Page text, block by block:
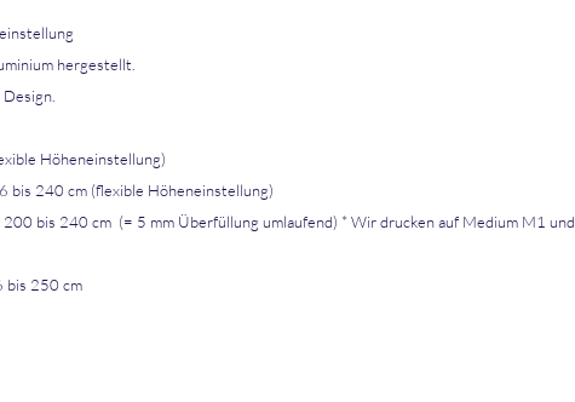
hergestellt.
Höheneinstellung)
bis 240 cm (flexible Höheneinstellung)
bis 240 cm (= 5 mm Überfüllung umlaufend) * Wir drucken auf Medium M1 und
bis 250 cm